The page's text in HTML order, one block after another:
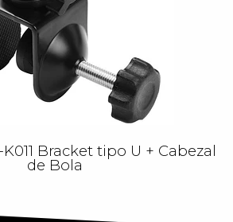
Bracket tipo U + Cabezal
de Bola